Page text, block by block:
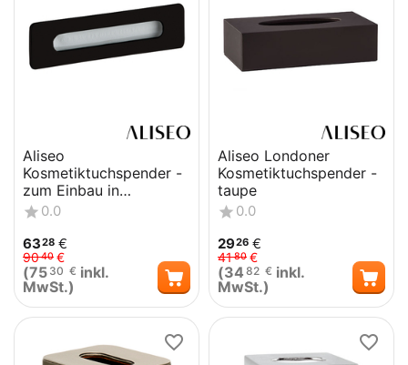
Aliseo
Kosmetiktuchspender -
zum Einbau in
Waschtisch, schwarz
0.0
6328 €
9040 €
(75 30 € inkl.
MwSt.)
Aliseo Londoner
Kosmetiktuchspender -
taupe
0.0
2926 €
4180 €
(34 82 € inkl.
MwSt.)